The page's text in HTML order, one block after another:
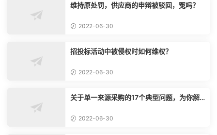
维持原处罚，供应商的申辩被驳回，冤吗？
2022-06-30
招投标活动中被侵权时如何维权？
2022-06-30
关于单一来源采购的17个典型问题，为你解
2022-06-30